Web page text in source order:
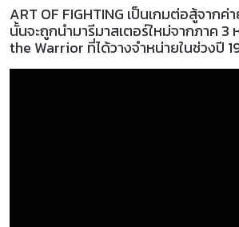
ART OF FIGHTING เป็นเกมต่อสู้จากค่
นั้นจะถูกนำมารีมาสเตอร์ใหม่จากภาค 3
the Warrior ที่ได้วางจำหน่ายในช่วงปี